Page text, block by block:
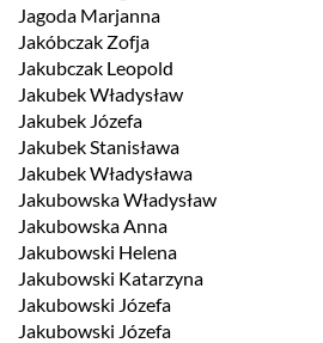
Jagoda Marjanna
Jakóbczak Zofja
Jakubczak Leopold
Jakubek Władysław
Jakubek Józefa
Jakubek Stanisława
Jakubek Władysława
Jakubowska Władysław
Jakubowska Anna
Jakubowski Helena
Jakubowski Katarzyna
Jakubowski Józefa
Jakubowski Józefa